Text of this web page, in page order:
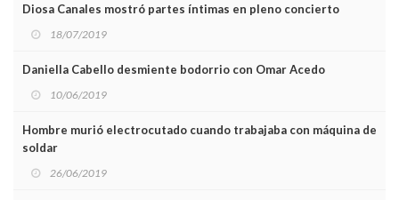
Diosa Canales mostró partes íntimas en pleno concierto
18/07/2019
Daniella Cabello desmiente bodorrio con Omar Acedo
10/06/2019
Hombre murió electrocutado cuando trabajaba con máquina de
soldar
26/06/2019